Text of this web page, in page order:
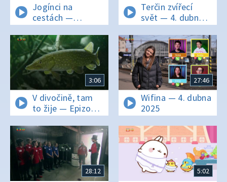
Jogínci na
cestách —
Velbloud v jeskyni
Terčin zvířecí
svět — 4. dubna
2025
3:06
V divočině, tam
to žije — Epizoda
26/40
27:46
Wifina — 4. dubna
2025
28:12 5:02